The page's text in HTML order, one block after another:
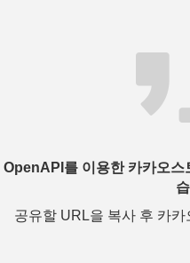
OpenAPI를 이용한 카카오스
공유할 URL을 복사 후 카